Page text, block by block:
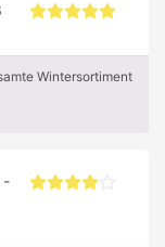
Wintersortiment
-